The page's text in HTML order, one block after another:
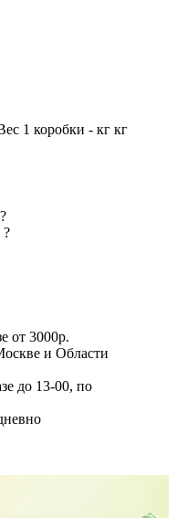
1 коробки - кг кг
?
от 3000р.
и Области
до 13-00, по